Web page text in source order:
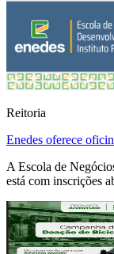
Reitoria
Enedes oferece
A Escola de
está com inscrições